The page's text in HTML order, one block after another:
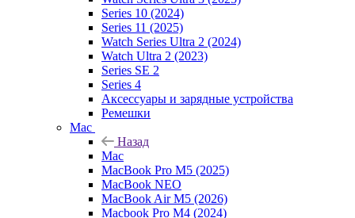
Series 10 (2024)
Series 11 (2025)
Watch Series Ultra 2 (2024)
Watch Ultra 2 (2023)
Series SE 2
Series 4
Аксессуары и зарядные устройства
Ремешки
Mac
Назад
Mac
MacBook Pro M5 (2025)
MacBook NEO
MacBook Air M5 (2026)
Macbook Pro M4 (2024)